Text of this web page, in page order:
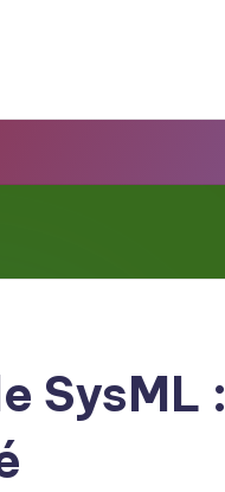
SysML :